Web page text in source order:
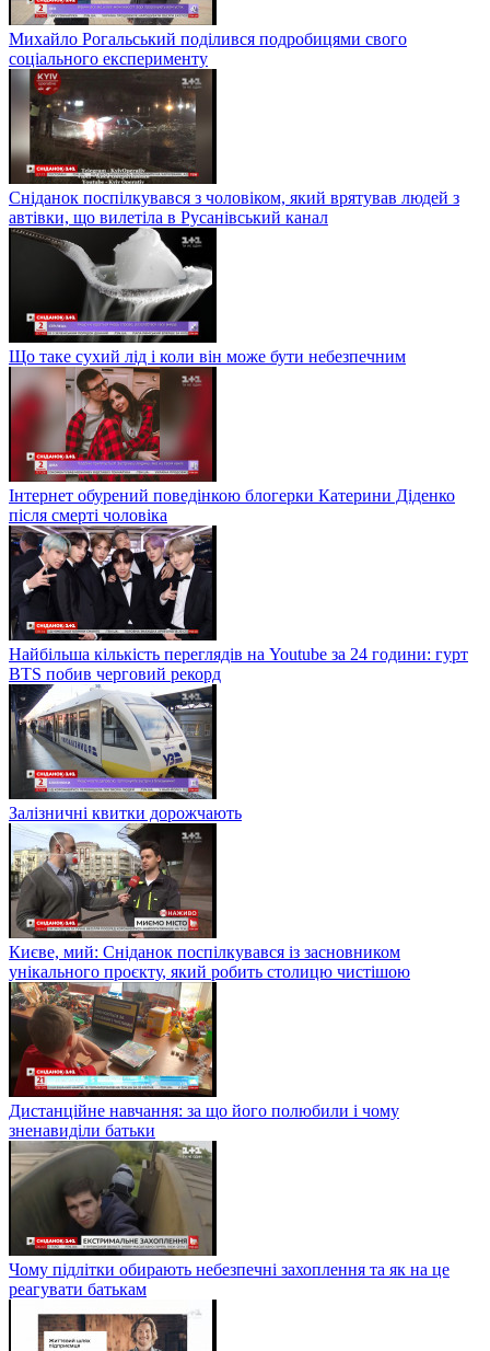
Михайло Рогальський поділився подробицями свого
соціального експерименту
Сніданок поспілкувався з чоловіком, який врятував людей з
автівки, що вилетіла в Русанівський канал
Що таке сухий лід і коли він може бути небезпечним
Інтернет обурений поведінкою блогерки Катерини Діденко
після смерті чоловіка
Найбільша кількість переглядів на Youtube за 24 години: гурт
BTS побив черговий рекорд
Залізничні квитки дорожчають
Києве, мий: Сніданок поспілкувався із засновником
унікального проєкту, який робить столицю чистішою
Дистанційне навчання: за що його полюбили і чому
зненавиділи батьки
Чому підлітки обирають небезпечні захоплення та як на це
реагувати батькам